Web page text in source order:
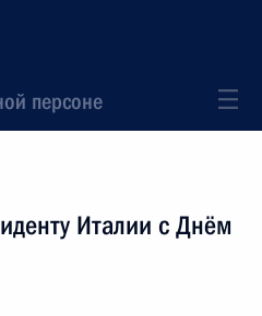
персоне
Италии с Днём